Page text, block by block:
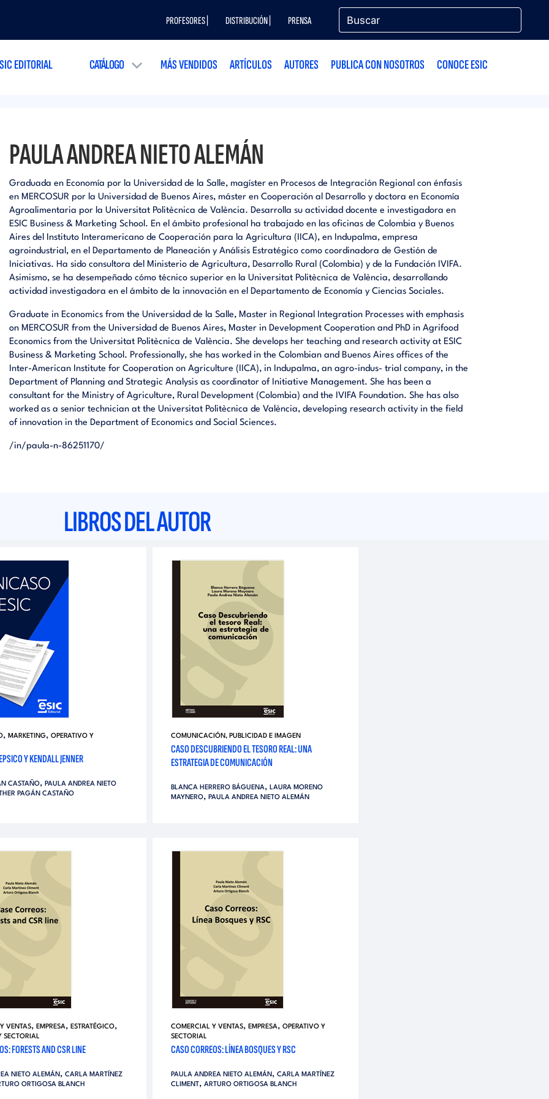
PROFESORES | DISTRIBUCIÓN | PRENSA
EDITORIAL CATÁLOGO MÁS VENDIDOS ARTÍCULOS AUTORES PUBLICA CON NOSOTROS CONOCE ESIC
PAULA ANDREA NIETO ALEMÁN
Graduada en Economía por la Universidad de la Salle, magíster en Procesos de Integración Regional con énfasis
en MERCOSUR por la Universidad de Buenos Aires, máster en Cooperación al Desarrollo y doctora en Economía
Agroalimentaria por la Universitat Politècnica de València. Desarrolla su actividad docente e investigadora en
ESIC Business & Marketing School. En el ámbito profesional ha trabajado en las oficinas de Colombia y Buenos
Aires del Instituto Interamericano de Cooperación para la Agricultura (IICA), en Indupalma, empresa
agroindustrial, en el Departamento de Planeación y Análisis Estratégico como coordinadora de Gestión de
Iniciativas. Ha sido consultora del Ministerio de Agricultura, Desarrollo Rural (Colombia) y de la Fundación IVIFA.
Asimismo, se ha desempeñado cómo técnico superior en la Universitat Politècnica de València, desarrollando
actividad investigadora en el ámbito de la innovación en el Departamento de Economía y Ciencias Sociales.
Graduate in Economics from the Universidad de la Salle, Master in Regional Integration Processes with emphasis
on MERCOSUR from the Universidad de Buenos Aires, Master in Development Cooperation and PhD in Agrifood
Economics from the Universitat Politècnica de València. She develops her teaching and research activity at ESIC
Business & Marketing School. Professionally, she has worked in the Colombian and Buenos Aires offices of the
Inter-American Institute for Cooperation on Agriculture (IICA), in Indupalma, an agro-indus- trial company, in the
Department of Planning and Strategic Analysis as coordinator of Initiative Management. She has been a
consultant for the Ministry of Agriculture, Rural Development (Colombia) and the IVIFA Foundation. She has also
worked as a senior technician at the Universitat Politècnica de València, developing research activity in the field
of innovation in the Department of Economics and Social Sciences.
/in/paula-n-86251170/
LIBROS DEL AUTOR
, MARKETING, OPERATIVO Y
Y KENDALL JENNER
CASTAÑO, PAULA ANDREA NIETO
PAGÁN CASTAÑO
COMUNICACIÓN, PUBLICIDAD E IMAGEN
CASO DESCUBRIENDO EL TESORO REAL: UNA
ESTRATEGIA DE COMUNICACIÓN
BLANCA HERRERO BÁGUENA, LAURA MORENO
MAYNERO, PAULA ANDREA NIETO ALEMÁN
VENTAS, EMPRESA, ESTRATÉGICO,
SECTORIAL
FORESTS AND CSR LINE
NIETO ALEMÁN, CARLA MARTÍNEZ
ORTIGOSA BLANCH
COMERCIAL Y VENTAS, EMPRESA, OPERATIVO Y
SECTORIAL
CASO CORREOS: LÍNEA BOSQUES Y RSC
PAULA ANDREA NIETO ALEMÁN, CARLA MARTÍNEZ
CLIMENT, ARTURO ORTIGOSA BLANCH